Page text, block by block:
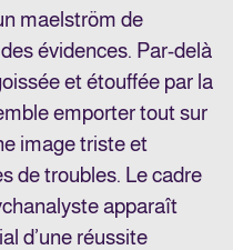
maelström de
évidences. Par-delà
et étouffée par la
emporter tout sur
image triste et
de troubles. Le cadre
apparaît
d’une réussite